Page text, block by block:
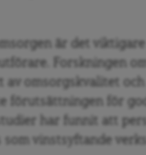
är det
Forskningen
omsorgskvalitet och
förutsättningen för
har funnit att
vinstsyftande